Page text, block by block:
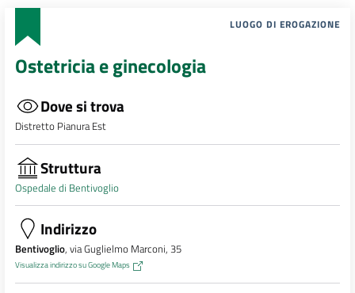
LUOGO DI EROGAZIONE
Ostetricia e ginecologia
Dove si trova
Distretto Pianura Est
Struttura
Ospedale di Bentivoglio
Indirizzo
Bentivoglio, via Guglielmo Marconi, 35
Visualizza indirizzo su Google Maps